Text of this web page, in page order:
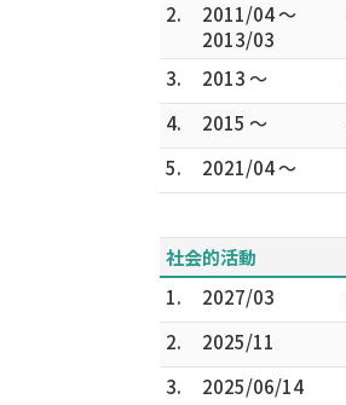
2.
2011/04 ～
2013/03
3. 2013 ～
4.
2015 ～
5.
2021/04 ～
社会的活動
1.
2027/03
2.
2025/11
3.
2025/06/14